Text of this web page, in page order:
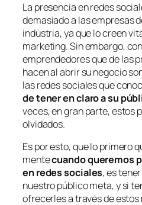
La presencia en redes
demasiado a las empresas
industria, ya que lo creen
marketing. Sin embargo,
emprendedores que de las
hacen al abrir su negocio
las redes sociales que
de tener en claro a su
veces, en gran parte, estos
olvidados.
Es por esto, que lo primero
mentecuando queremos
en redes sociales, es
nuestro público meta, y si
ofrecerles a través de estos